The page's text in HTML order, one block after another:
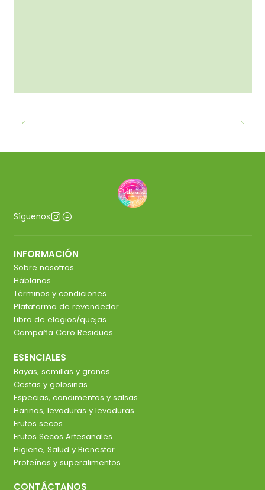
Síguenos
INFORMACIÓN
Sobre nosotros
Háblanos
Términos y condiciones
Plataforma de revendedor
Libro de elogios/quejas
Campaña Cero Residuos
ESENCIALES
Bayas, semillas y granos
Cestas y golosinas
Especias, condimentos y salsas
Harinas, levaduras y levaduras
Frutos secos
Frutos Secos Artesanales
Higiene, Salud y Bienestar
Proteínas y superalimentos
CONTÁCTANOS